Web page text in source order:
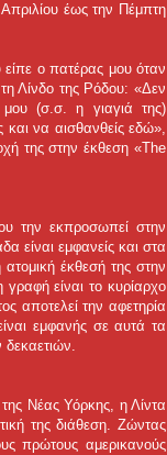
έως την Πέμπτη
είπε ο πατέρας μου όταν
Λίνδο της Ρόδου: «Δεν
(σ.σ. η γιαγιά της)
και να αισθανθείς εδώ»,
της στην έκθεση «The
την εκπροσωπεί στην
είναι εμφανείς και στα
έκθεσή της στην
είναι το κυρίαρχο
αποτελεί την αφετηρία
εμφανής σε αυτά τα
δεκαετιών.
Νέας Υόρκης, η Λίντα
της διάθεση. Ζώντας
πρώτους αμερικανούς